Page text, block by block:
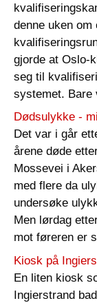
denne uken
gjorde at Oslo-
seg til
systemet.
Dødsulykke -
Det var i går
årene døde
Mossevei i
med flere da
undersøke
Men lørdag
mot føreren er
Kiosk på
En liten kiosk
Ingierstrand